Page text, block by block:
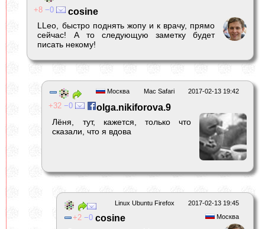
8 0 cosine
LLeo, быстро поднять жопу и к врачу, прямо
сейчас! А то следующую заметку будет
писать некому!
2017-02-13 19:42
Mac Safari
Москва
32 0 olga.nikiforova.9
Лёня, тут, кажется, только что
сказали, что я вдова
2017-02-13 19:45
Linux Ubuntu Firefox
Москва
2 0 cosine